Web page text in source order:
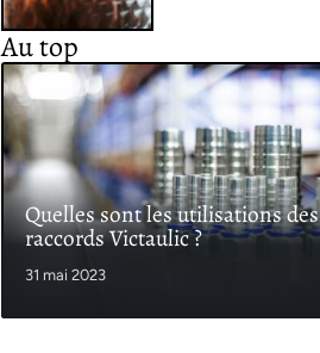
Au top
Quelles sont les utilisations des
raccords Victaulic ?
31 mai 2023